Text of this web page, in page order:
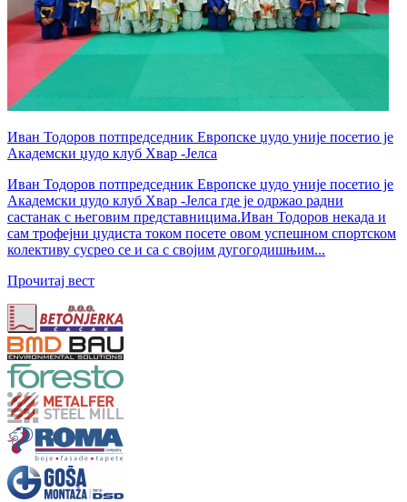
Иван Тодоров потпредседник Европске џудо уније посетио је
Академски џудо клуб Хвар -Јелса
Иван Тодоров потпредседник Европске џудо уније посетио је
Академски џудо клуб Хвар -Јелса где је одржао радни
састанак с његовим представницима.Иван Тодоров некада и
сам трофејни џудиста током посете овом успешном спортском
колективу сусрео се и са с својим дугогодишњим...
Прочитај вест